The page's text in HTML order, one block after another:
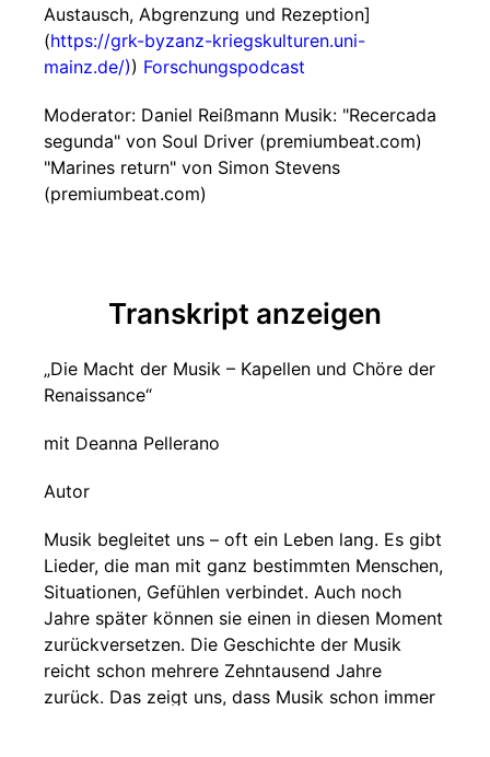
Austausch, Abgrenzung und Rezeption]
(https://grk-byzanz-kriegskulturen.uni-
mainz.de/)) Forschungspodcast
Moderator: Daniel Reißmann Musik: "Recercada
segunda" von Soul Driver (premiumbeat.com)
"Marines return" von Simon Stevens
(premiumbeat.com)
Transkript anzeigen
„Die Macht der Musik – Kapellen und Chöre der
Renaissance“
mit Deanna Pellerano
Autor
Musik begleitet uns – oft ein Leben lang. Es gibt
Lieder, die man mit ganz bestimmten Menschen,
Situationen, Gefühlen verbindet. Auch noch
Jahre später können sie einen in diesen Moment
zurückversetzen. Die Geschichte der Musik
reicht schon mehrere Zehntausend Jahre
zurück. Das zeigt uns, dass Musik schon immer